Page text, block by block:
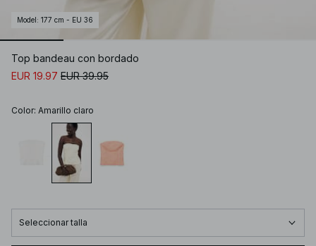
Model : 177 cm - EU 36
Top bandeau con bordado
EUR 19.97 EUR 39.95
Color: Amarillo claro
Seleccionar talla